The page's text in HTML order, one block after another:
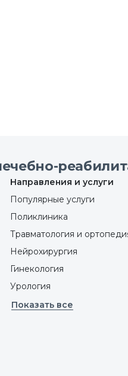
Направления и услуги
Популярные услуги
Поликлиника
Травматология и
Нейрохирургия
Гинекология
Урология
Показать все